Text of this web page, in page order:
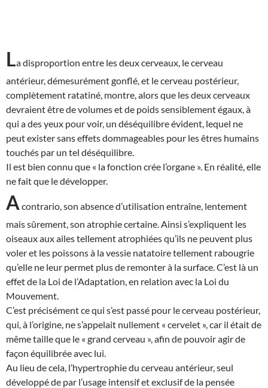
La disproportion entre les deux cerveaux, le cerveau
antérieur, démesurément gonflé, et le cerveau postérieur,
complètement ratatiné, montre, alors que les deux cerveaux
devraient être de volumes et de poids sensiblement égaux, à
qui a des yeux pour voir, un déséquilibre évident, lequel ne
peut exister sans effets dommageables pour les êtres humains
touchés par un tel déséquilibre.
Il est bien connu que « la fonction crée l’organe ». En réalité, elle
ne fait que le développer.
A contrario, son absence d’utilisation entraîne, lentement
mais sûrement, son atrophie certaine. Ainsi s’expliquent les
oiseaux aux ailes tellement atrophiées qu’ils ne peuvent plus
voler et les poissons à la vessie natatoire tellement rabougrie
qu’elle ne leur permet plus de remonter à la surface. C’est là un
effet de la Loi de l’Adaptation, en relation avec la Loi du
Mouvement.
C’est précisément ce qui s’est passé pour le cerveau postérieur,
qui, à l’origine, ne s’appelait nullement « cervelet », car il était de
même taille que le « grand cerveau », afin de pouvoir agir de
façon équilibrée avec lui.
Au lieu de cela, l’hypertrophie du cerveau antérieur, seul
développé de par l’usage intensif et exclusif de la pensée